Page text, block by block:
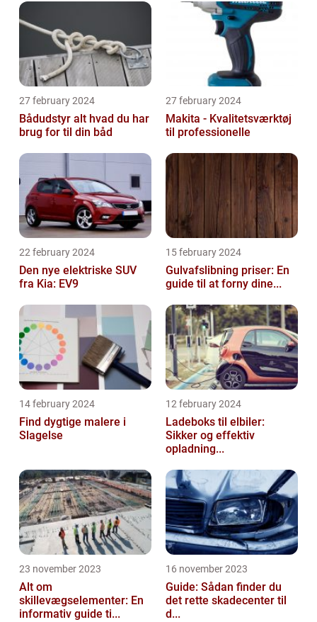
27 february 2024
Bådudstyr alt hvad du har
brug for til din båd
27 february 2024
Makita - Kvalitetsværktøj
til professionelle
22 february 2024
Den nye elektriske SUV
fra Kia: EV9
15 february 2024
Gulvafslibning priser: En
guide til at forny dine...
14 february 2024
Find dygtige malere i
Slagelse
12 february 2024
Ladeboks til elbiler:
Sikker og effektiv
opladning...
23 november 2023
Alt om
skillevægselementer: En
informativ guide ti...
16 november 2023
Guide: Sådan finder du
det rette skadecenter til
d...